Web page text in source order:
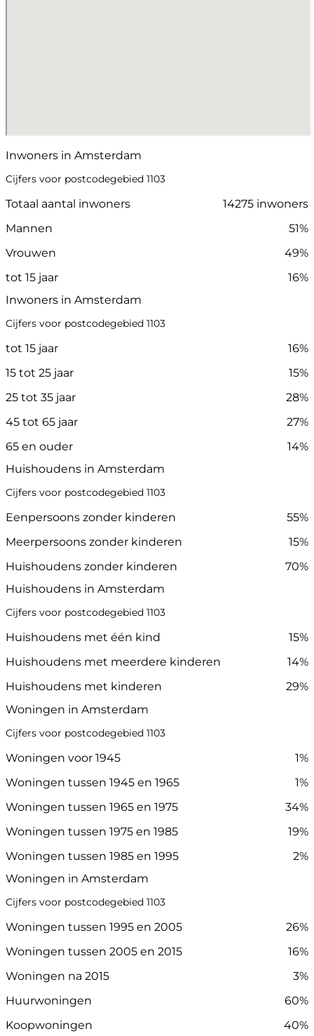
Inwoners in Amsterdam
Cijfers voor postcodegebied 1103
Totaal aantal inwoners
14275 inwoners
Mannen
51%
Vrouwen
49%
tot 15 jaar
16%
Inwoners in Amsterdam
Cijfers voor postcodegebied 1103
tot 15 jaar
16%
15 tot 25 jaar
15%
25 tot 35 jaar
28%
45 tot 65 jaar
27%
65 en ouder
14%
Huishoudens in Amsterdam
Cijfers voor postcodegebied 1103
Eenpersoons zonder kinderen
55%
Meerpersoons zonder kinderen
15%
Huishoudens zonder kinderen
70%
Huishoudens in Amsterdam
Cijfers voor postcodegebied 1103
Huishoudens met één kind
15%
Huishoudens met meerdere kinderen
14%
Huishoudens met kinderen
29%
Woningen in Amsterdam
Cijfers voor postcodegebied 1103
Woningen voor 1945
1%
Woningen tussen 1945 en 1965
1%
Woningen tussen 1965 en 1975
34%
Woningen tussen 1975 en 1985
19%
Woningen tussen 1985 en 1995
2%
Woningen in Amsterdam
Cijfers voor postcodegebied 1103
Woningen tussen 1995 en 2005
26%
Woningen tussen 2005 en 2015
16%
Woningen na 2015
3%
Huurwoningen
60%
Koopwoningen
40%